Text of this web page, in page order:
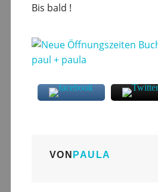
Bis bald !
VON PAULA